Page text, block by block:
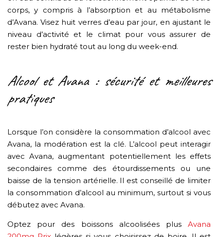
corps, y compris à l’absorption et au métabolisme
d’Avana. Visez huit verres d’eau par jour, en ajustant le
niveau d’activité et le climat pour vous assurer de
rester bien hydraté tout au long du week-end.
Alcool et Avana : sécurité et meilleures
pratiques
Lorsque l’on considère la consommation d’alcool avec
Avana, la modération est la clé. L’alcool peut interagir
avec Avana, augmentant potentiellement les effets
secondaires comme des étourdissements ou une
baisse de la tension artérielle. Il est conseillé de limiter
la consommation d’alcool au minimum, surtout si vous
débutez avec Avana.
Optez pour des boissons alcoolisées plus Avana